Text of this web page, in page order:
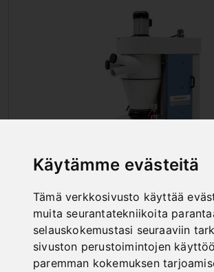
Käytämme evästeitä
Tämä verkkosivusto käyttää
muita seurantatekniikoita
selauskokemustasi seuraaviin
sivuston perustoimintojen
paremman kokemuksen
SYKLONI-IMURIT